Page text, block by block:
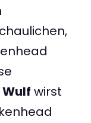
wirst